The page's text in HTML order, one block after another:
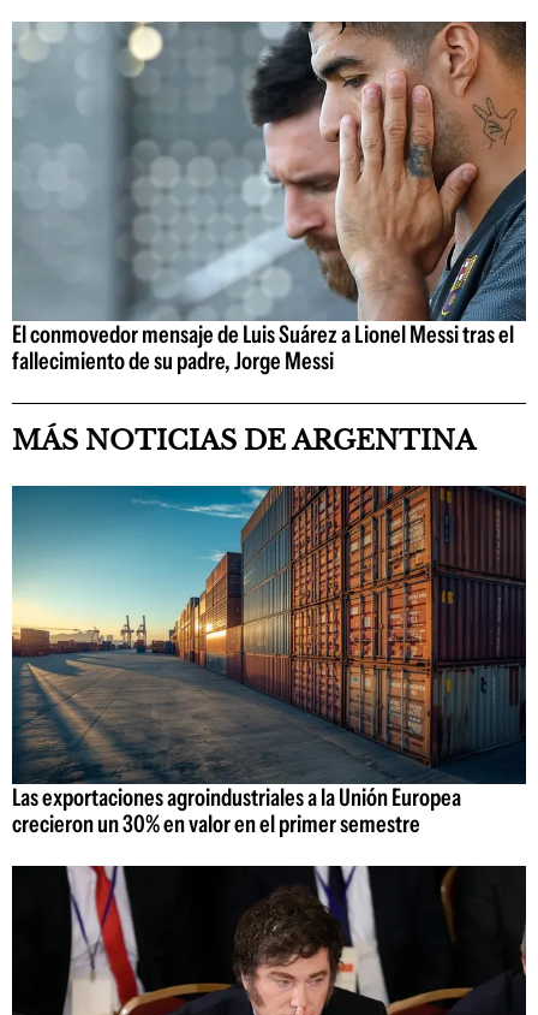
El conmovedor mensaje de Luis Suárez a Lionel Messi tras el
fallecimiento de su padre, Jorge Messi
MÁS NOTICIAS DE ARGENTINA
Las exportaciones agroindustriales a la Unión Europea
crecieron un 30% en valor en el primer semestre